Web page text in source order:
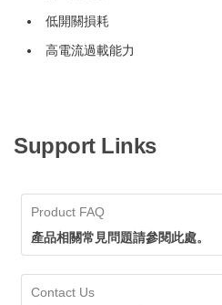
低開關損耗
高電流過載能力
Support Links
Product FAQ
產品相關常見問題請參閱此處。
Contact Us